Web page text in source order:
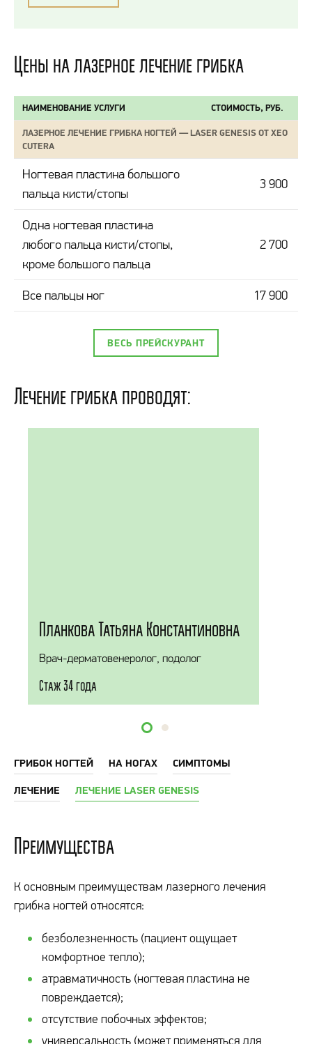
Цены на лазерное лечение грибка
НАИМЕНОВАНИЕ УСЛУГИ СТОИМОСТЬ, РУБ.
ЛАЗЕРНОЕ ЛЕЧЕНИЕ ГРИБКА НОГТЕЙ — LASER GENESIS ОТ XEO
CUTERA
Ногтевая пластина большого
пальца кисти/стопы
3 900
Одна ногтевая пластина
любого пальца кисти/стопы,
кроме большого пальца
2 700
Все пальцы ног 17 900
ВЕСЬ ПРЕЙСКУРАНТ
Лечение грибка проводят:
Планкова Татьяна Константиновна
Врач-дерматовенеролог, подолог
Стаж 34 года
ГРИБОК НОГТЕЙ НА НОГАХ СИМПТОМЫ
ЛЕЧЕНИЕ ЛЕЧЕНИЕ LASER GENESIS
Преимущества
К основным преимуществам лазерного лечения
грибка ногтей относятся:
безболезненность (пациент ощущает
комфортное тепло);
атравматичность (ногтевая пластина не
повреждается);
отсутствие побочных эффектов;
универсальность (может применяться для